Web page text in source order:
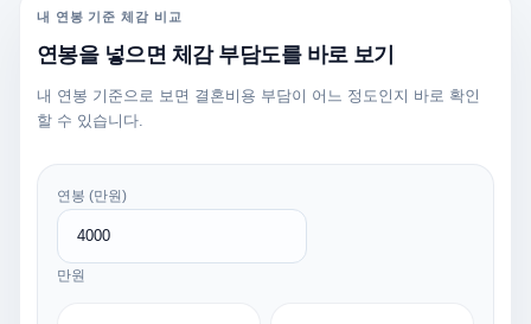
내 연봉 기준 체감 비교
연봉을 넣으면 체감 부담도를 바로 보기
내 연봉 기준으로 보면 결혼비용 부담이 어느 정도인지 바로 확인
할 수 있습니다.
연봉 (만원)
만원